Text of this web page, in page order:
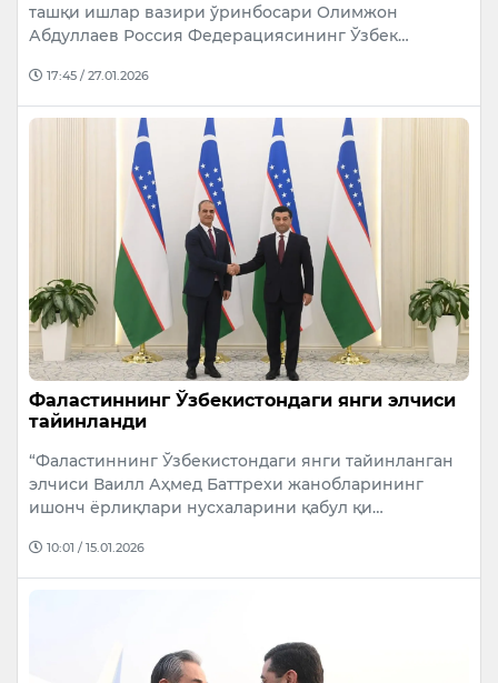
ташқи ишлар вазири ўринбосари Олимжон
Абдуллаев Россия Федерациясининг Ўзбек…
17:45 / 27.01.2026
Фаластиннинг Ўзбекистондаги янги элчиси
тайинланди
“Фаластиннинг Ўзбекистондаги янги тайинланган
элчиси Ваилл Аҳмед Баттрехи жанобларининг
ишонч ёрлиқлари нусхаларини қабул қи…
10:01 / 15.01.2026